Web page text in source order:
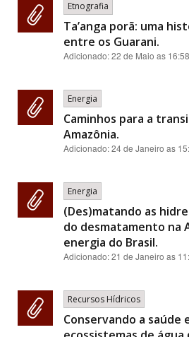
Etnografia
Ta’anga porã: uma
entre os Guarani.
Adicionado:22 de Maio as 16:58
Energia
Caminhos para a
Amazônia.
Adicionado:24 de Janeiro as
Energia
(Des)matando as
do desmatamento na
energia do Brasil.
Adicionado:21 de Janeiro as
Recursos Hídricos
Conservando a saúde